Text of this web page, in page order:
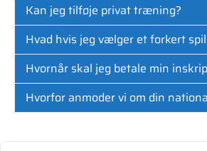
Kan jeg tilføje privat træning?
Hvad hvis jeg vælger et forkert
Hvornår skal jeg betale min
Hvorfor anmoder vi om din